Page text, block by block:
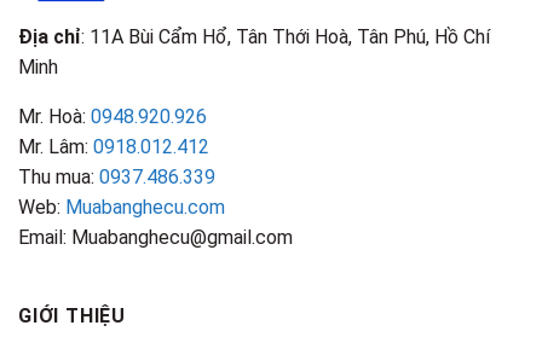
Địa chỉ: 11A Bùi Cẩm Hổ, Tân Thới Hoà, Tân Phú, Hồ Chí
Minh
Mr. Hoà: 0948.920.926
Mr. Lâm: 0918.012.412
Thu mua: 0937.486.339
Web: Muabanghecu.com
Email: Muabanghecu@gmail.com
GIỚI THIỆU